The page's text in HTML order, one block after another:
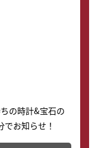
の時計&宝石の
お知らせ！
が出来ます。